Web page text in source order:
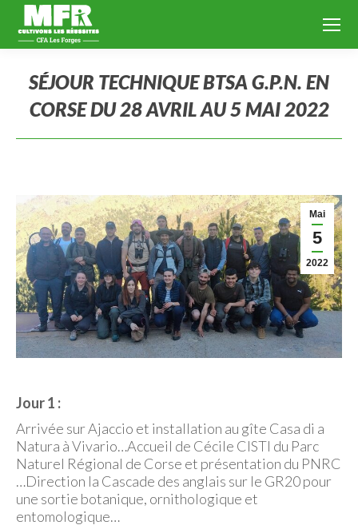
SÉJOUR TECHNIQUE BTSA G.P.N. EN
CORSE DU 28 AVRIL AU 5 MAI 2022
Mai
5
2022
Jour 1 :
Arrivée sur Ajaccio et installation au gîte Casa di a
Natura à Vivario…Accueil de Cécile CISTI du Parc
Naturel Régional de Corse et présentation du PNRC
…Direction la Cascade des anglais sur le GR20 pour
une sortie botanique, ornithologique et
entomologique…